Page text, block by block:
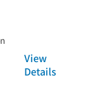
View
Details